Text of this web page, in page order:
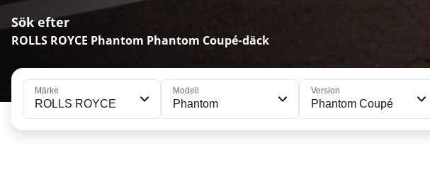
Sök efter
ROLLS ROYCE Phantom Phantom Coupé-däck
Märke
ROLLS ROYCE
Modell
Phantom
Version
Phantom Coupé